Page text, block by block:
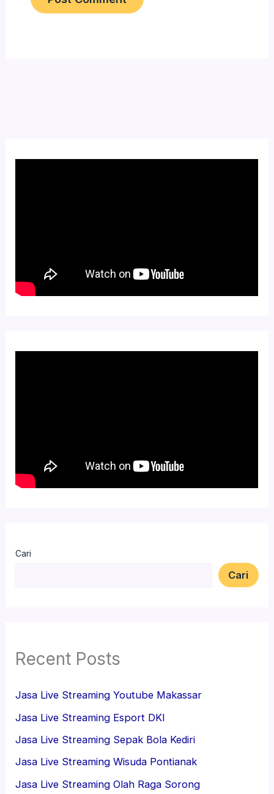
Cari
Cari
Recent Posts
Jasa Live Streaming Youtube Makassar
Jasa Live Streaming Esport DKI
Jasa Live Streaming Sepak Bola Kediri
Jasa Live Streaming Wisuda Pontianak
Jasa Live Streaming Olah Raga Sorong